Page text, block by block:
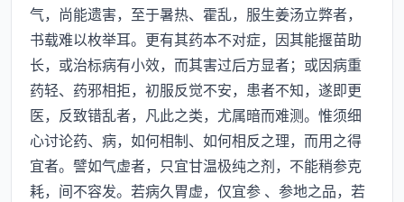
气，尚能遗害，至于暑热、霍乱，服生姜汤立弊者，
书载难以枚举耳。更有其药本不对症，因其能揠苗助
长，或治标病有小效，而其害过后方显者；或因病重
药轻、药邪相拒，初服反觉不安，患者不知，遂即更
医，反致错乱者，凡此之类，尤属暗而难测。惟须细
心讨论药、病，如何相制、如何相反之理，而用之得
宜者。譬如气虚者，只宜甘温极纯之剂，不能稍参克
耗，间不容发。若病久胃虚，仅宜参 、参地之品，若